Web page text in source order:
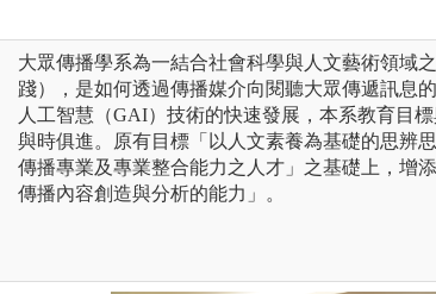
大眾傳播學系為一結合社會科學與人文藝術領域
踐），是如何透過傳播媒介向閱聽大眾傳遞訊息
人工智慧（GAI）技術的快速發展，本系教育目
與時俱進。原有目標「以人文素養為基礎的思辨
傳播專業及專業整合能力之人才」之基礎上，增
傳播內容創造與分析的能力」。